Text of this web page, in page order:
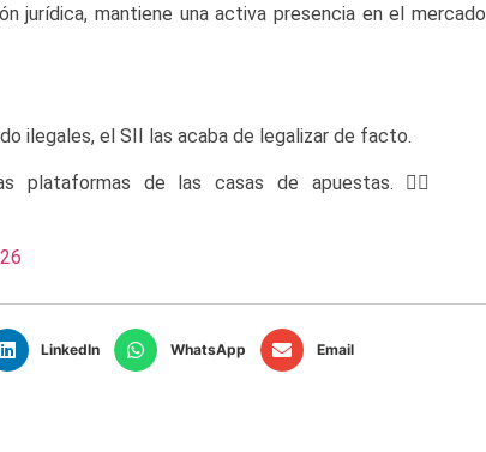
jurídica, mantiene una activa presencia en el mercado
ilegales, el SII las acaba de legalizar de facto.
de las casas de apuestas. 👇🏽
LinkedIn WhatsApp Email